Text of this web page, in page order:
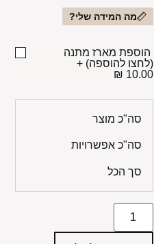
מה המידה שלי?
הוספת מארז מתנה
(לחצו להוספה) +
10.00 ₪
סה"כ מוצר
סה"כ אפשרויות
סך הכל